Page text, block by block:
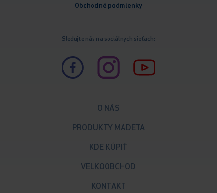
Obchodné podmienky
Sledujte nás na sociálnych sieťach:
O NÁS
PRODUKTY MADETA
KDE KÚPIŤ
VELKOOBCHOD
KONTAKT